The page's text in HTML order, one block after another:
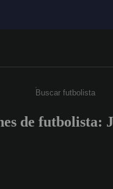
Escribe un
de futbolista: